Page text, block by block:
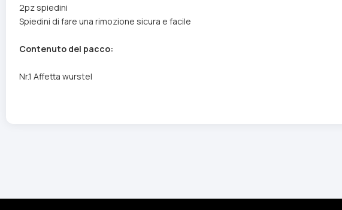
2pz spiedini
Spiedini di fare una rimozione sicura e facile
Contenuto del pacco:
Nr.1 Affetta wurstel